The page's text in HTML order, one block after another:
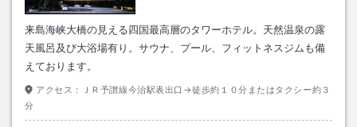
来島海峡大橋の見える四国最高層のタワーホテル。天然温泉の露
天風呂及び大浴場有り。サウナ、プール、フィットネスジムも備
えております。
アクセス：
ＪＲ予讃線今治駅表出口→徒歩約１０分またはタクシー約３
分